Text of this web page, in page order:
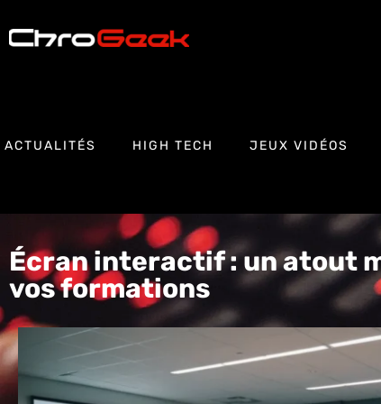
ACTUALITÉS HIGH TECH JEUX VIDÉOS
Écran interactif : un atout
vos formations